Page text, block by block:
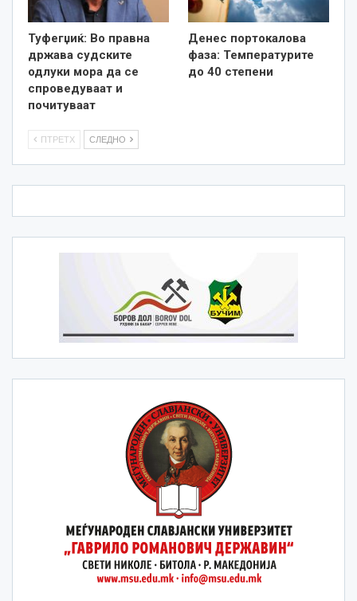
Туфегџиќ: Во правна
држава судските
одлуки мора да се
спроведуваат и
почитуваат
Денес портокалова
фаза: Температурите
до 40 степени
ПТРЕТХ СЛЕДНО